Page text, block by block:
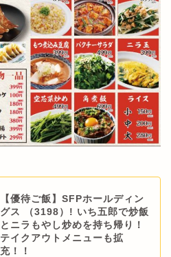
【優待ご飯】SFPホールディン
グス （3198）! いち五郎で炒飯
とニラもやし炒めを持ち帰り！
テイクアウトメニューも拡
充！！